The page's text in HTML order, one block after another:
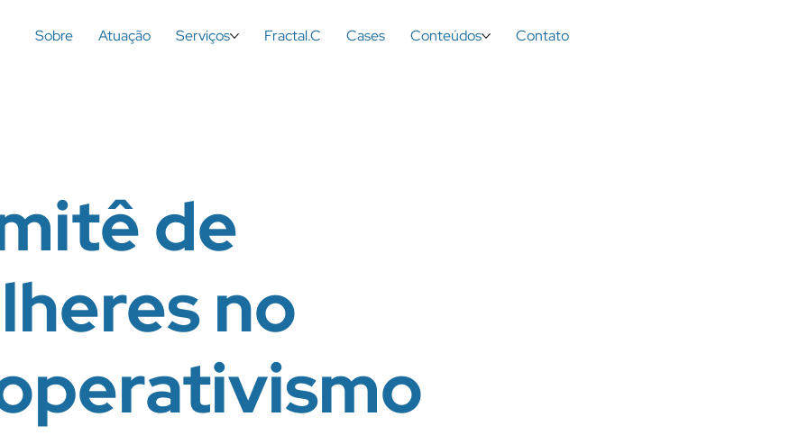
Sobre Atuação Serviços Fractal.C Cases Conteúdos Contato
de
no